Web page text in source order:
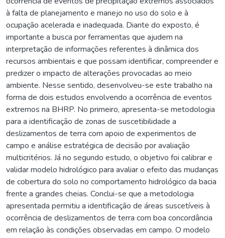
à falta de planejamento e manejo no uso do solo e à
ocupação acelerada e inadequada. Diante do exposto, é
importante a busca por ferramentas que ajudem na
interpretação de informações referentes à dinâmica dos
recursos ambientais e que possam identificar, compreender e
predizer o impacto de alterações provocadas ao meio
ambiente. Nesse sentido, desenvolveu-se este trabalho na
forma de dois estudos envolvendo a ocorrência de eventos
extremos na BHRP. No primeiro, apresenta-se metodologia
para a identificação de zonas de suscetibilidade a
deslizamentos de terra com apoio de experimentos de
campo e análise estratégica de decisão por avaliação
multicritérios. Já no segundo estudo, o objetivo foi calibrar e
validar modelo hidrológico para avaliar o efeito das mudanças
de cobertura do solo no comportamento hidrológico da bacia
frente a grandes cheias. Conclui-se que a metodologia
apresentada permitiu a identificação de áreas suscetíveis à
ocorrência de deslizamentos de terra com boa concordância
em relação às condições observadas em campo. O modelo